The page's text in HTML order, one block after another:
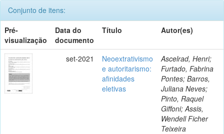
Conjunto de itens:
Pré-
visualização
Data do
documento
Título Autor(es)
set-2021
Neoextrativismo
e autoritarismo:
afinidades
eletivas
Ascelrad, Henri;
Furtado, Fabrina
Pontes; Barros,
Juliana Neves;
Pinto, Raquel
Giffoni; Assis,
Wendell Ficher
Teixeira